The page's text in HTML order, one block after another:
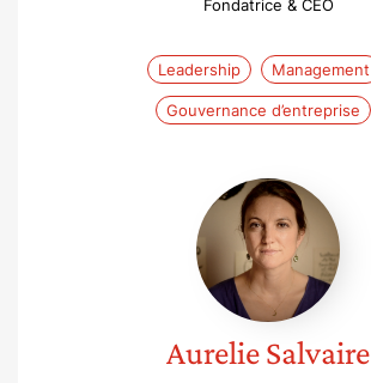
Fondatrice & CEO
Leadership Management
Gouvernance d’entreprise
Aurelie
Salvaire
AurelieSalvaire